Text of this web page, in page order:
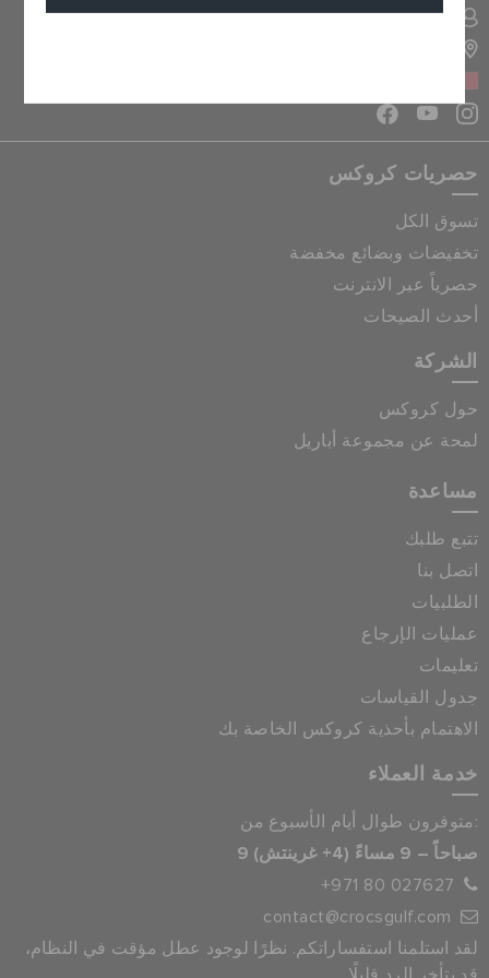
تسجيل الدخول الى حسابي
حصريات كروكس
تسوق الكل
تخفيضات وبضائع مخفضة
حصرياً عبر الانترنت
أحدث الصيحات
الشركة
حول كروكس
لمحة عن مجموعة أباريل
مساعدة
تتبع طلبك
اتصل بنا
الطلبيات
عمليات الإرجاع
تعليمات
جدول القياسات
الاهتمام بأحذية كروكس الخاصة بك
خدمة العملاء
متوفرون طوال أيام الأسبوع من:
9 صباحاً – 9 مساءً (4+ غرينتش)
+971 80 027627
contact@crocsgulf.com
لقد استلمنا استفساراتكم. نظرًا لوجود عطل مؤقت في النظام،
قد يتأخر الرد قليلًا